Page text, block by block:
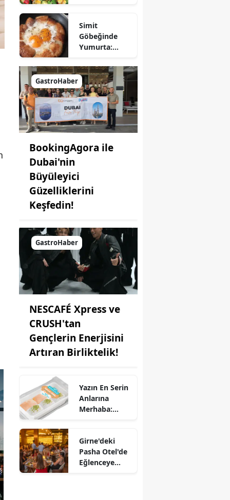
Simit
Göbeğinde
Yumurta:
Farklı Bir
Kahvaltı
Seçeneği
GastroHaber
BookingAgora ile
Dubai'nin
Büyüleyici
Güzelliklerini
Keşfedin!
GastroHaber
NESCAFÉ Xpress ve
CRUSH'tan
Gençlerin Enerjisini
Artıran Birliktelik!
Yazın En Serin
Anlarına
Merhaba:
Anadolu
Kavun ile
Ferahlatıcı
Girne'deki
Pasha Otel'de
Eğlenceye